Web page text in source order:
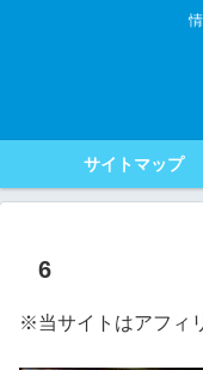
サイトマップ
6
※当サイトはアフィ